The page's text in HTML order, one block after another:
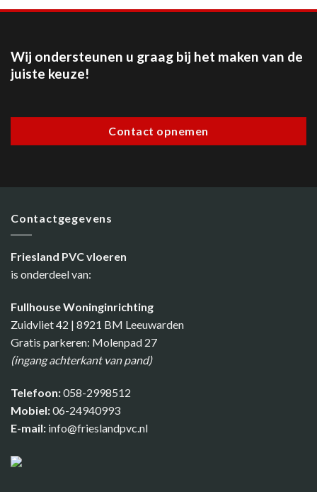
Wij ondersteunen u graag bij het maken van de
juiste keuze!
Contact opnemen
Contactgegevens
Friesland PVC vloeren
is onderdeel van:
Fullhouse Woninginrichting
Zuidvliet 42 | 8921 BM Leeuwarden
Gratis parkeren: Molenpad 27
(ingang achterkant van pand)
Telefoon:058-2998512
Mobiel:06-24940993
E-mail: info@frieslandpvc.nl